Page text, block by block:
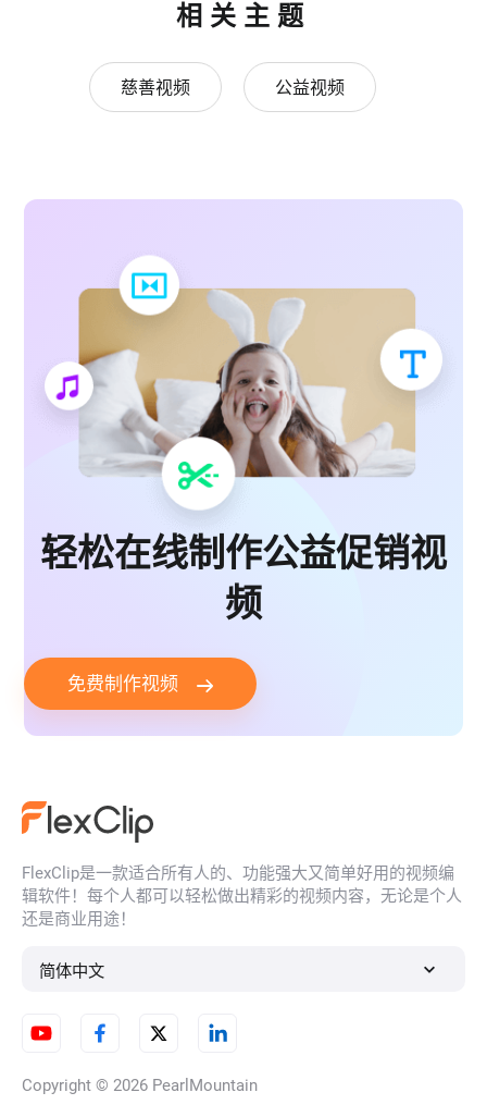
相关主题
慈善视频 公益视频
轻松在线制作公益促销视
频
免费制作视频
FlexClip是一款适合所有人的、功能强大又简单好用的视频编
辑软件！每个人都可以轻松做出精彩的视频内容，无论是个人
还是商业用途！
简体中文
Copyright © 2026 PearlMountain